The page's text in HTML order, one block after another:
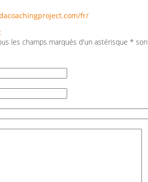
être &
Personnel -
Gym Bien-Être °
° Danse
fr/
les champs marqués d'un astérisque *